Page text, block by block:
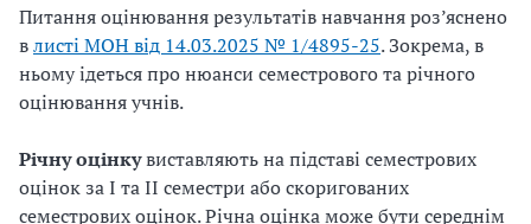
Питання оцінювання результатів навчання роз’яснено
влисті МОН від 14.03.2025 № 1/4895-25. Зокрема, в
ньому ідеться про нюанси семестрового та річного
оцінювання учнів.
Річну оцінкувиставляють на підставі семестрових
оцінок за I та II семестри або скоригованих
семестрових оцінок. Річна оцінка може бути середнім